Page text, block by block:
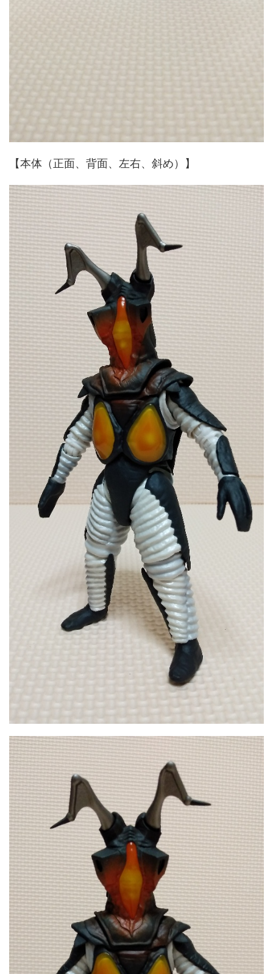
【本体（正面、背面、左右、斜め）】